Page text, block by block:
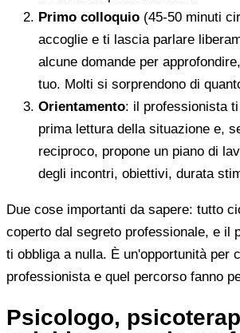
Primo colloquio (45-50 minuti
accoglie e ti lascia parlare
alcune domande per
tuo. Molti si sorprendono di
Orientamento: il professionista
prima lettura della situazione e,
reciproco, propone un piano di
degli incontri, obiettivi, durata
Due cose importanti da sapere: tutto
coperto dal segreto professionale, e il
ti obbliga a nulla. È un'opportunità per
professionista e quel percorso fanno
Psicologo,